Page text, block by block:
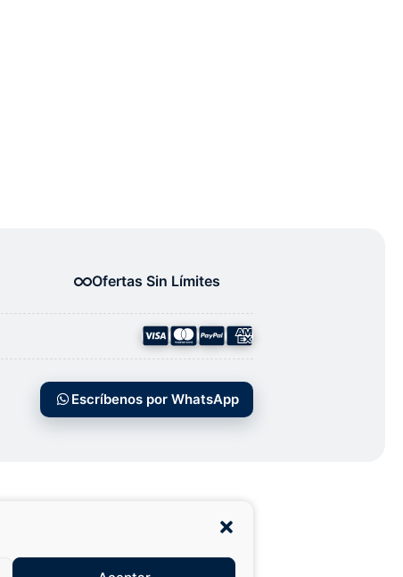
Ofertas Sin Límites
Escríbenos por WhatsApp